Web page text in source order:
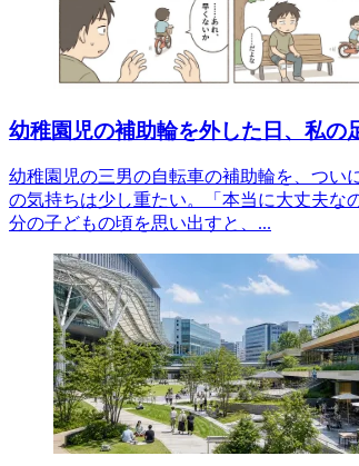
幼稚園児の補助輪を外した日、私の
幼稚園児の三男の自転車の補助輪を、つい
の気持ちは少し重たい。「本当に大丈夫な
分の子どもの頃を思い出すと、...